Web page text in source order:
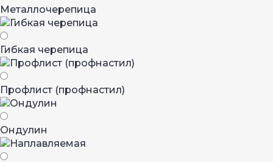
Металло­черепица
Гибкая черепица
Профлист (профнастил)
Ондулин